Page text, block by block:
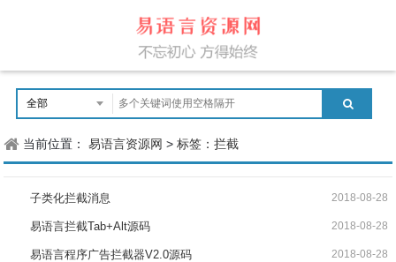
当前位置：易语言资源网 >标签：拦截
子类化拦截消息 2018-08-28
易语言拦截Tab+Alt源码 2018-08-28
易语言程序广告拦截器V2.0源码 2018-08-28